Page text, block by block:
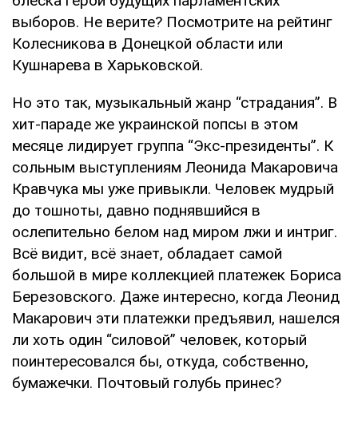
выборов. Не верите? Посмотрите на рейтинг
Колесникова в Донецкой области или
Кушнарева в Харьковской.
Но это так, музыкальный жанр “страдания”. В
хит-параде же украинской попсы в этом
месяце лидирует группа “Экс-президенты”. К
сольным выступлениям Леонида Макаровича
Кравчука мы уже привыкли. Человек мудрый
до тошноты, давно поднявшийся в
ослепительно белом над миром лжи и интриг.
Всё видит, всё знает, обладает самой
большой в мире коллекцией платежек Бориса
Березовского. Даже интересно, когда Леонид
Макарович эти платежки предъявил, нашелся
ли хоть один “силовой” человек, который
поинтересовался бы, откуда, собственно,
бумажечки. Почтовый голубь принес?